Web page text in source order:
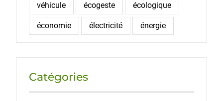
véhicule écogeste écologique
économie électricité énergie
Catégories